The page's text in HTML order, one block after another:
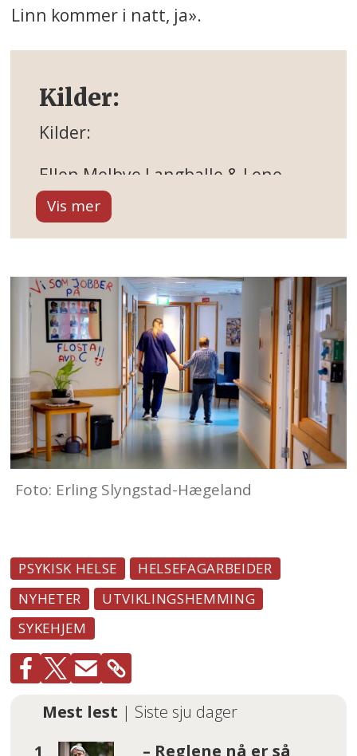
Linn kommer i natt, ja».
Kilder:
Kilder:
Ellen Melbye Langballe & Lene
Kristiansen: Aldring og
helsetilstand blant personer med
NOU 2016: 17: På lik linje – Åtte
løft for å realisere grunnleggende
rettigheter for personer med
utviklingshemming.
Foto: Erling Slyngstad-Hægeland
PSYKISK HELSE
HELSEFAGARBEIDER
NYHETER
UTVIKLINGSHEMMING
SYKEHJEM
Mest lest | Siste sju dager
– Reglene nå er så